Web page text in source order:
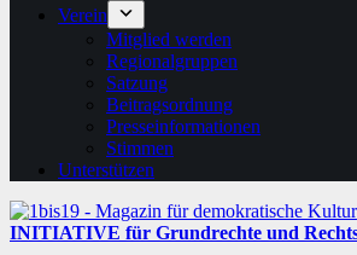
Verein
Mitglied werden
Regionalgruppen
Satzung
Beitragsordnung
Presseinformationen
Stimmen
Unterstützen
INITIATIVE für Grundrechte und